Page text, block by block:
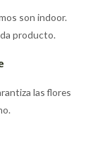
son indoor.
producto.
las flores